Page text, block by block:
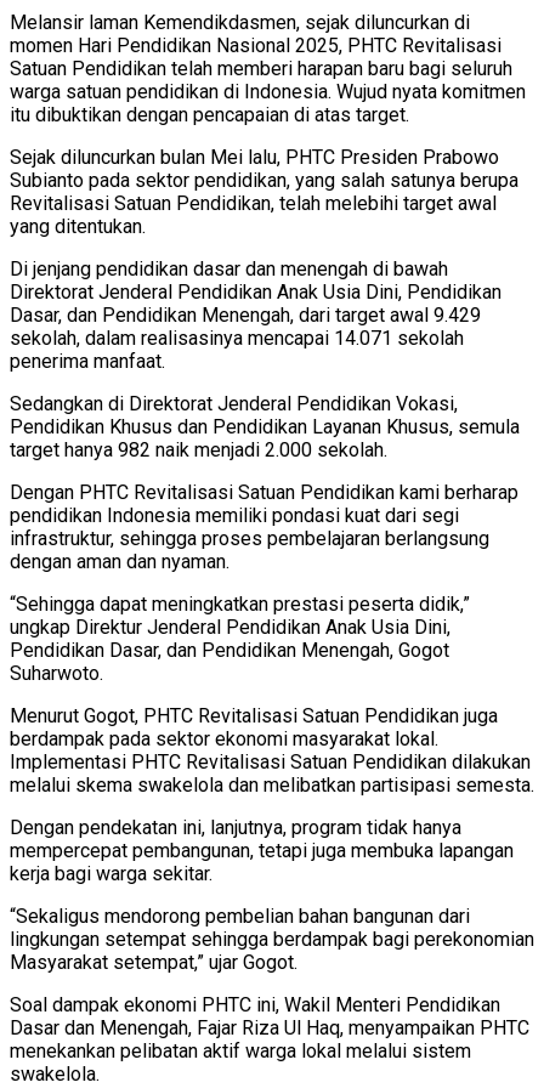
Melansir laman Kemendikdasmen, sejak diluncurkan di
momen Hari Pendidikan Nasional 2025, PHTC Revitalisasi
Satuan Pendidikan telah memberi harapan baru bagi seluruh
warga satuan pendidikan di Indonesia. Wujud nyata komitmen
itu dibuktikan dengan pencapaian di atas target.
Sejak diluncurkan bulan Mei lalu, PHTC Presiden Prabowo
Subianto pada sektor pendidikan, yang salah satunya berupa
Revitalisasi Satuan Pendidikan, telah melebihi target awal
yang ditentukan.
Di jenjang pendidikan dasar dan menengah di bawah
Direktorat Jenderal Pendidikan Anak Usia Dini, Pendidikan
Dasar, dan Pendidikan Menengah, dari target awal 9.429
sekolah, dalam realisasinya mencapai 14.071 sekolah
penerima manfaat.
Sedangkan di Direktorat Jenderal Pendidikan Vokasi,
Pendidikan Khusus dan Pendidikan Layanan Khusus, semula
target hanya 982 naik menjadi 2.000 sekolah.
Dengan PHTC Revitalisasi Satuan Pendidikan kami berharap
pendidikan Indonesia memiliki pondasi kuat dari segi
infrastruktur, sehingga proses pembelajaran berlangsung
dengan aman dan nyaman.
“Sehingga dapat meningkatkan prestasi peserta didik,”
ungkap Direktur Jenderal Pendidikan Anak Usia Dini,
Pendidikan Dasar, dan Pendidikan Menengah, Gogot
Suharwoto.
Menurut Gogot, PHTC Revitalisasi Satuan Pendidikan juga
berdampak pada sektor ekonomi masyarakat lokal.
Implementasi PHTC Revitalisasi Satuan Pendidikan dilakukan
melalui skema swakelola dan melibatkan partisipasi semesta.
Dengan pendekatan ini, lanjutnya, program tidak hanya
mempercepat pembangunan, tetapi juga membuka lapangan
kerja bagi warga sekitar.
“Sekaligus mendorong pembelian bahan bangunan dari
lingkungan setempat sehingga berdampak bagi perekonomian
Masyarakat setempat,” ujar Gogot.
Soal dampak ekonomi PHTC ini, Wakil Menteri Pendidikan
Dasar dan Menengah, Fajar Riza Ul Haq, menyampaikan PHTC
menekankan pelibatan aktif warga lokal melalui sistem
swakelola.